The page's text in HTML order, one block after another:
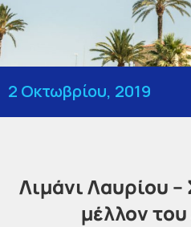
2 Οκτωβρίου, 2019
Λιμάνι Λαυρίου –
μέλλον